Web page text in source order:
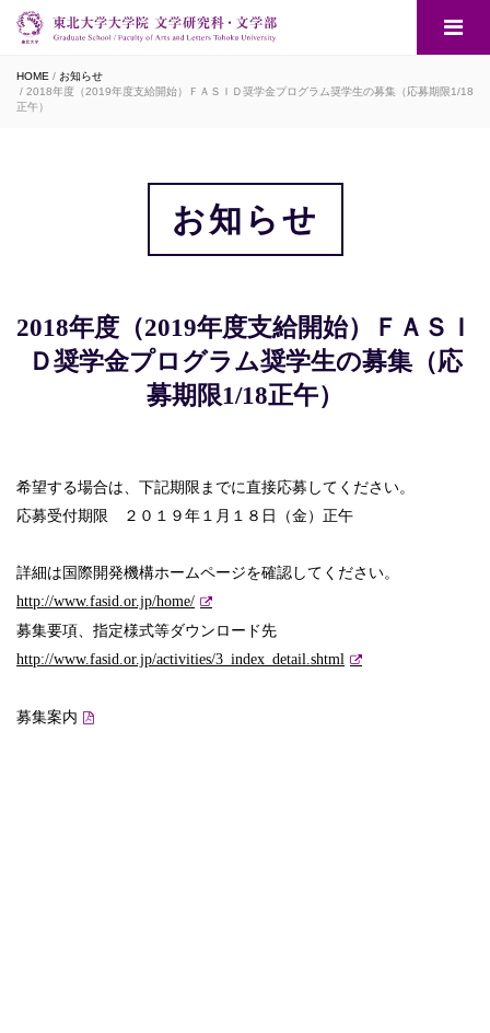
HOME
お知らせ
2018年度（2019年度支給開始）ＦＡＳＩＤ奨学金プログラム奨学生の募集（応募期限1/18
正午）
お知らせ
2018年度（2019年度支給開始）ＦＡＳＩ
Ｄ奨学金プログラム奨学生の募集（応
募期限1/18正午）
希望する場合は、下記期限までに直接応募してください。
応募受付期限 ２０１９年１月１８日（金）正午
詳細は国際開発機構ホームページを確認してください。
http://www.fasid.or.jp/home/
募集要項、指定様式等ダウンロード先
http://www.fasid.or.jp/activities/3_index_detail.shtml
募集案内